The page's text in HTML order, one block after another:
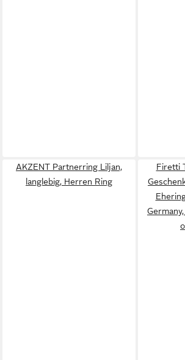
AKZENT Partnerring Liljan,
langlebig, Herren Ring
Firetti